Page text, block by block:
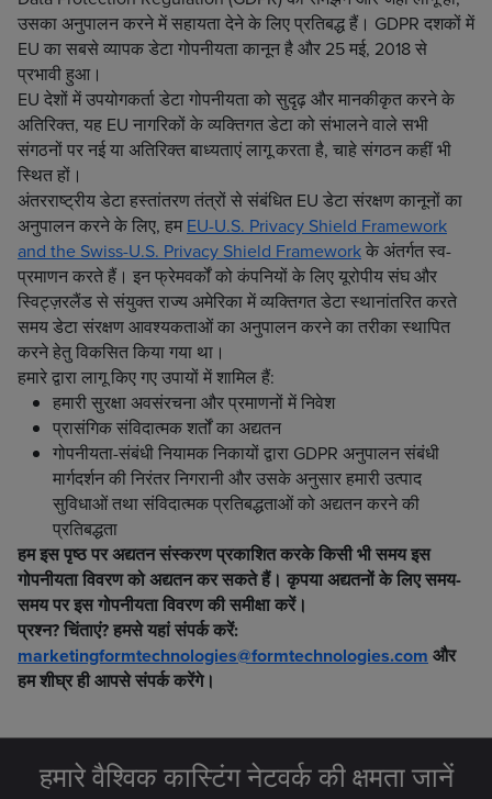
उसका अनुपालन करने में सहायता देने के लिए प्रतिबद्ध हैं। GDPR दशकों में
EU का सबसे व्यापक डेटा गोपनीयता कानून है और 25 मई, 2018 से
प्रभावी हुआ।
EU देशों में उपयोगकर्ता डेटा गोपनीयता को सुदृढ़ और मानकीकृत करने के
अतिरिक्त, यह EU नागरिकों के व्यक्तिगत डेटा को संभालने वाले सभी
संगठनों पर नई या अतिरिक्त बाध्यताएं लागू करता है, चाहे संगठन कहीं भी
स्थित हों।
अंतरराष्ट्रीय डेटा हस्तांतरण तंत्रों से संबंधित EU डेटा संरक्षण कानूनों का
अनुपालन करने के लिए, हमEU-U.S. Privacy Shield Framework
and the Swiss-U.S. Privacy Shield Frameworkके अंतर्गत स्व-
प्रमाणन करते हैं। इन फ्रेमवर्कों को कंपनियों के लिए यूरोपीय संघ और
स्विट्ज़रलैंड से संयुक्त राज्य अमेरिका में व्यक्तिगत डेटा स्थानांतरित करते
समय डेटा संरक्षण आवश्यकताओं का अनुपालन करने का तरीका स्थापित
करने हेतु विकसित किया गया था।
हमारे द्वारा लागू किए गए उपायों में शामिल हैं:
हमारी सुरक्षा अवसंरचना और प्रमाणनों में निवेश
प्रासंगिक संविदात्मक शर्तों का अद्यतन
गोपनीयता-संबंधी नियामक निकायों द्वारा GDPR अनुपालन संबंधी
मार्गदर्शन की निरंतर निगरानी और उसके अनुसार हमारी उत्पाद
सुविधाओं तथा संविदात्मक प्रतिबद्धताओं को अद्यतन करने की
प्रतिबद्धता
हम इस पृष्ठ पर अद्यतन संस्करण प्रकाशित करके किसी भी समय इस
गोपनीयता विवरण को अद्यतन कर सकते हैं। कृपया अद्यतनों के लिए समय-
समय पर इस गोपनीयता विवरण की समीक्षा करें।
प्रश्न? चिंताएं? हमसे यहां संपर्क करें:
marketingformtechnologies@formtechnologies.com और
हम शीघ्र ही आपसे संपर्क करेंगे।
हमारे वैश्विक कास्टिंग नेटवर्क की क्षमता जानें